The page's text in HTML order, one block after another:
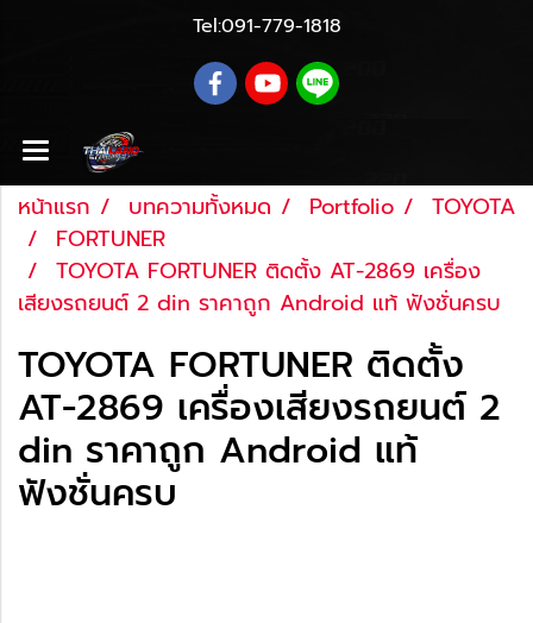
Tel:091-779-1818
หน้าแรก บทความทั้งหมด Portfolio
TOYOTA
FORTUNER
TOYOTA FORTUNER ติดตั้ง AT-2869 เครื่อง
เสียงรถยนต์ 2 din ราคาถูก Android แท้ ฟังชั่นครบ
TOYOTA FORTUNER ติดตั้ง
AT-2869 เครื่องเสียงรถยนต์ 2
din ราคาถูก Android แท้
ฟังชั่นครบ